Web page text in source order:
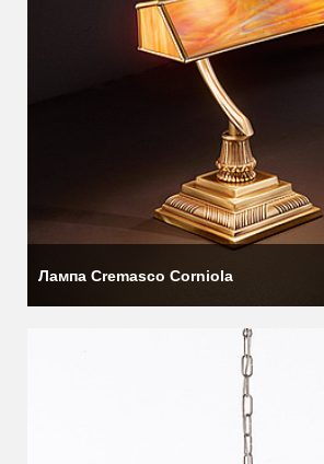
Лампа Cremasco Corniola